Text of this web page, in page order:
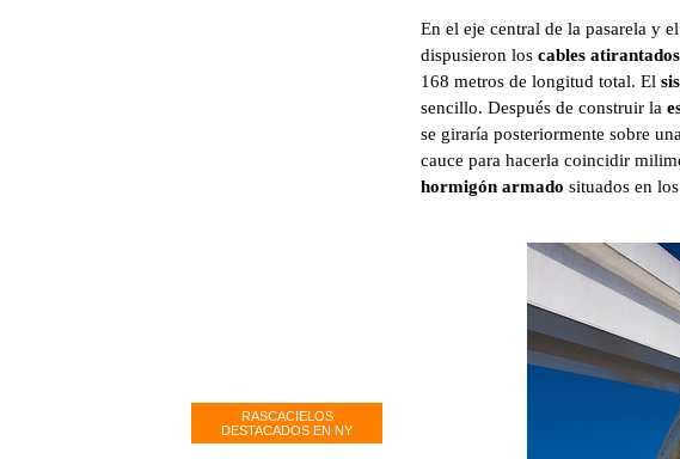
RASCACIELOS
DESTACADOS EN NY
En el eje central de la pasarela y
dispusieron los cables atirantados
168 metros de longitud total. El
sencillo. Después de construir la
se giraría posteriormente sobre
cauce para hacerla coincidir
hormigón armado situados en